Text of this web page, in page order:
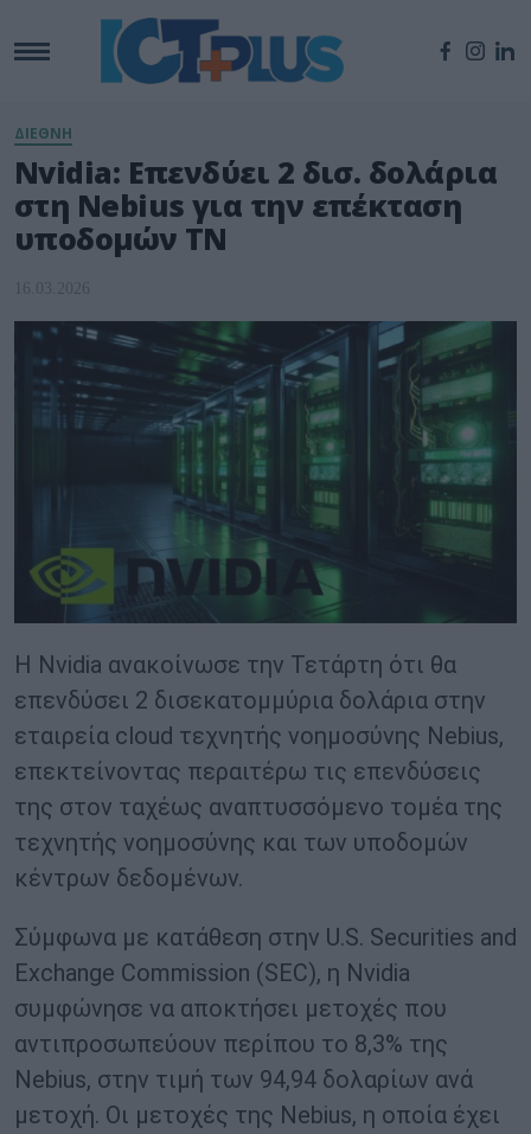
ΔΙΕΘΝΗ
Nvidia: Επενδύει 2 δισ. δολάρια
στη Nebius για την επέκταση
υποδομών ΤΝ
16.03.2026
Η Nvidia ανακοίνωσε την Τετάρτη ότι θα
επενδύσει 2 δισεκατομμύρια δολάρια στην
εταιρεία cloud τεχνητής νοημοσύνης Nebius,
επεκτείνοντας περαιτέρω τις επενδύσεις
της στον ταχέως αναπτυσσόμενο τομέα της
τεχνητής νοημοσύνης και των υποδομών
κέντρων δεδομένων.
Σύμφωνα με κατάθεση στην U.S. Securities and
Exchange Commission (SEC), η Nvidia
συμφώνησε να αποκτήσει μετοχές που
αντιπροσωπεύουν περίπου το 8,3% της
Nebius, στην τιμή των 94,94 δολαρίων ανά
μετοχή. Οι μετοχές της Nebius, η οποία έχει